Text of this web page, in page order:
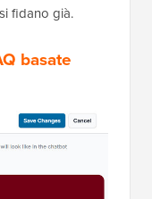
fidano già.
basate